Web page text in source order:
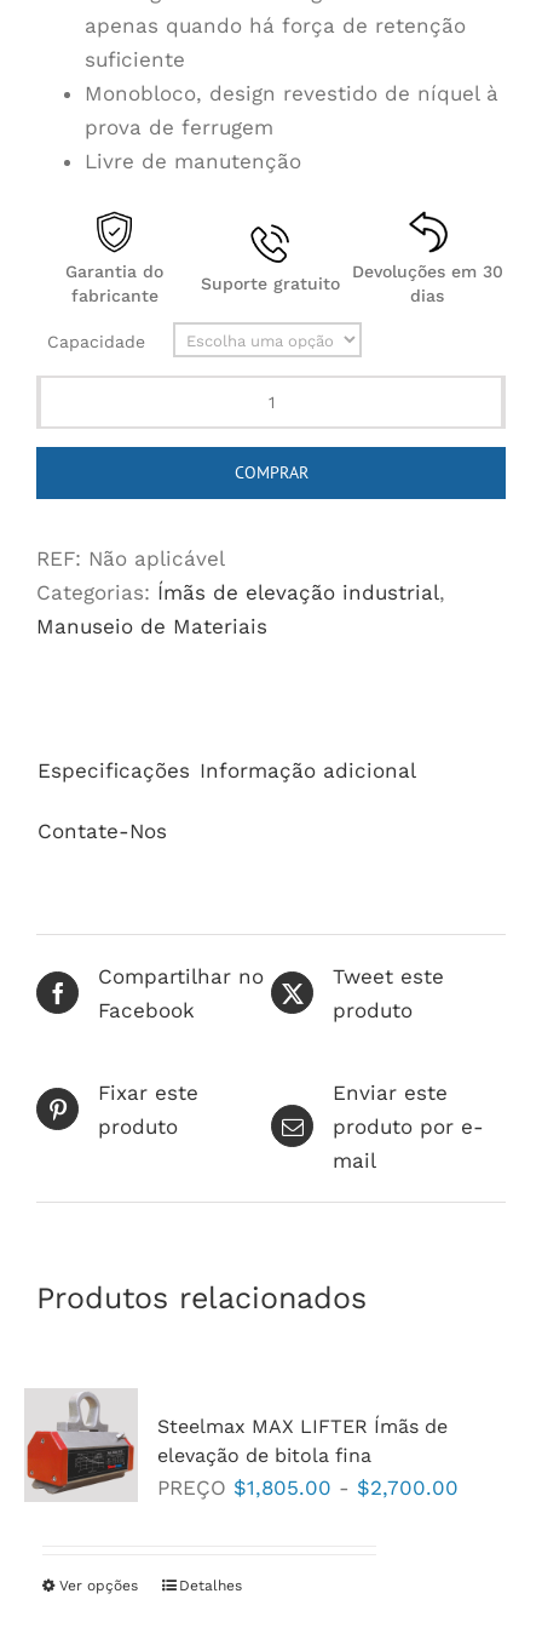
apenas quando há força de retenção
suficiente
Monobloco, design revestido de níquel à
prova de ferrugem
Livre de manutenção
Garantia do
fabricante
Suporte gratuito
Devoluções em 30
dias
Capacidade
MAX
LIFTER
quantidade
COMPRAR
REF: Não aplicável
Categorias: Ímãs de elevação industrial,
Manuseio de Materiais
Especificações Informação adicional
Contate-Nos
Compartilhar no
Facebook
Tweet este
produto
Fixar este
produto
Enviar este
produto por e-
mail
Produtos relacionados
Steelmax MAX LIFTER Ímãs de
elevação de bitola fina
PREÇO $1,805.00 - $2,700.00Faixa
Ver opções
Este
Detalhes